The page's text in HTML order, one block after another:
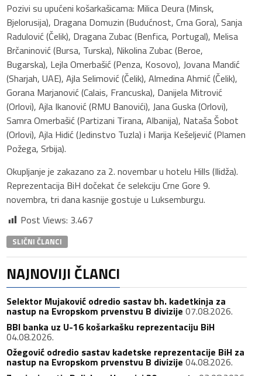
Pozivi su upućeni košarkašicama: Milica Deura (Minsk,
Bjelorusija), Dragana Domuzin (Budućnost, Crna Gora), Sanja
Radulović (Čelik), Dragana Zubac (Benfica, Portugal), Melisa
Brčaninović (Bursa, Turska), Nikolina Zubac (Beroe,
Bugarska), Lejla Omerbašić (Penza, Kosovo), Jovana Mandić
(Sharjah, UAE), Ajla Selimović (Čelik), Almedina Ahmić (Čelik),
Gorana Marjanović (Calais, Francuska), Danijela Mitrović
(Orlovi), Ajla Ikanović (RMU Banovići), Jana Guska (Orlovi),
Samra Omerbašić (Partizani Tirana, Albanija), Nataša Šobot
(Orlovi), Ajla Hidić (Jedinstvo Tuzla) i Marija Kešeljević (Plamen
Požega, Srbija).
Okupljanje je zakazano za 2. novembar u hotelu Hills (Ilidža).
Reprezentacija BiH dočekat će selekciju Crne Gore 9.
novembra, tri dana kasnije gostuje u Luksemburgu.
Post Views: 3.467
SLIČNI ČLANCI
NAJNOVIJI ČLANCI
Selektor Mujaković odredio sastav bh. kadetkinja za
nastup na Evropskom prvenstvu B divizije 07.08.2026.
BBI banka uz U-16 košarkašku reprezentaciju BiH
04.08.2026.
Ožegović odredio sastav kadetske reprezentacije BiH za
nastup na Evropskom prvenstvu B divizije 04.08.2026.